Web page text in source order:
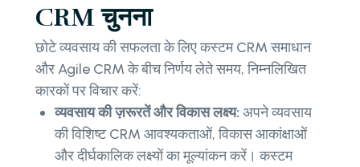
CRM चुनना
छोटे व्यवसाय की सफलता के लिए कस्टम CRM समाधान
और Agile CRM के बीच निर्णय लेते समय, निम्नलिखित
कारकों पर विचार करें:
व्यवसाय की ज़रूरतें और विकास लक्ष्य: अपने व्यवसाय
की विशिष्ट CRM आवश्यकताओं, विकास आकांक्षाओं
और दीर्घकालिक लक्ष्यों का मूल्यांकन करें। कस्टम